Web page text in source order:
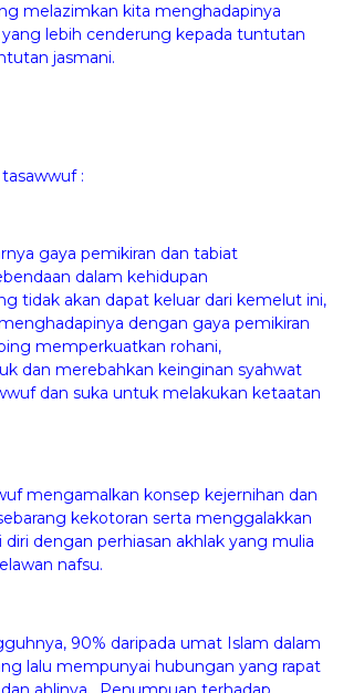
melazimkan kita menghadapinya
lebih cenderung kepada tuntutan
jasmani.
:
pemikiran dan tabiat
dalam kehidupan
tidak akan dapat keluar dari kemelut ini,
dengan gaya pemikiran
memperkuatkan rohani,
dan merebahkan keinginan syahwat
dan suka untuk melakukan ketaatan
konsep kejernihan dan
kekotoran serta menggalakkan
dengan perhiasan akhlak yang mulia
nafsu.
90% daripada umat Islam dalam
lalu mempunyai hubungan yang rapat